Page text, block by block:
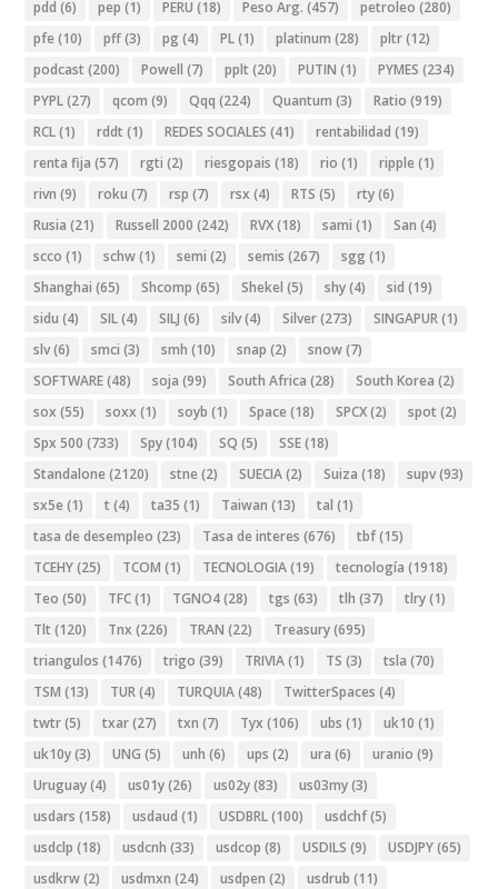
pdd (6) pep (1) PERU (18) Peso Arg. (457) petroleo (280)
pfe (10) pff(3) pg (4) PL(1) platinum (28) pltr(12)
podcast (200) Powell (7) pplt (20) PUTIN (1) PYMES (234)
PYPL(27) qcom (9) Qqq (224) Quantum (3) Ratio (919)
RCL(1) rddt (1) REDES SOCIALES (41) rentabilidad (19)
renta fija (57) rgti (2) riesgopais (18) rio (1) ripple (1)
rivn (9) roku (7) rsp (7) rsx (4) RTS (5) rty(6)
Rusia (21) Russell 2000 (242) RVX(18) sami (1) San (4)
scco (1) schw(1) semi (2) semis (267) sgg (1)
Shanghai (65) Shcomp (65) Shekel (5) shy(4) sid (19)
sidu (4) SIL(4) SILJ (6) silv(4) Silver(273) SINGAPUR(1)
slv(6) smci (3) smh (10) snap (2) snow(7)
SOFTWARE(48) soja (99) South Africa (28) South Korea (2)
sox (55) soxx (1) soyb (1) Space (18) SPCX(2) spot (2)
Spx 500 (733) Spy(104) SQ (5) SSE(18)
Standalone (2120) stne (2) SUECIA(2) Suiza (18) supv(93)
sx5e (1) t (4) ta35 (1) Taiwan (13) tal (1)
tasa de desempleo (23) Tasa de interes (676) tbf(15)
TCEHY(25) TCOM (1) TECNOLOGIA(19) tecnología (1918)
Teo (50) TFC(1) TGNO4(28) tgs (63) tlh (37) tlry(1)
Tlt (120) Tnx (226) TRAN (22) Treasury(695)
triangulos (1476) trigo (39) TRIVIA(1) TS (3) tsla (70)
TSM (13) TUR(4) TURQUIA(48) TwitterSpaces (4)
twtr(5) txar(27) txn (7) Tyx (106) ubs (1) uk10 (1)
uk10y(3) UNG (5) unh (6) ups (2) ura (6) uranio (9)
Uruguay(4) us01y(26) us02y(83) us03my(3)
usdars (158) usdaud (1) USDBRL(100) usdchf(5)
usdclp (18) usdcnh (33) usdcop (8) USDILS (9) USDJPY(65)
usdkrw(2) usdmxn (24) usdpen (2) usdrub (11)